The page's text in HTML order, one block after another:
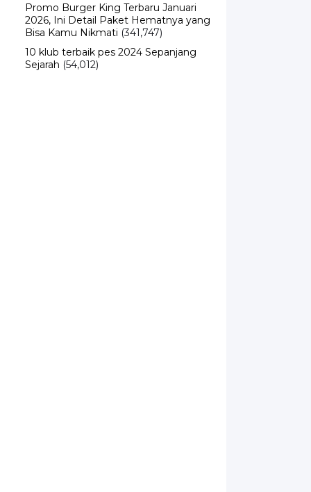
Promo Burger King Terbaru Januari
2026, Ini Detail Paket Hematnya yang
Bisa Kamu Nikmati (341,747)
10 klub terbaik pes 2024 Sepanjang
Sejarah (54,012)